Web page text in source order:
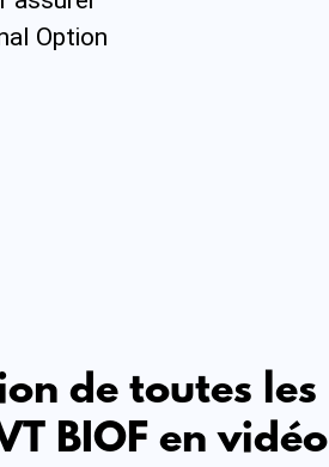
Option
de toutes les
BIOF en vidéo